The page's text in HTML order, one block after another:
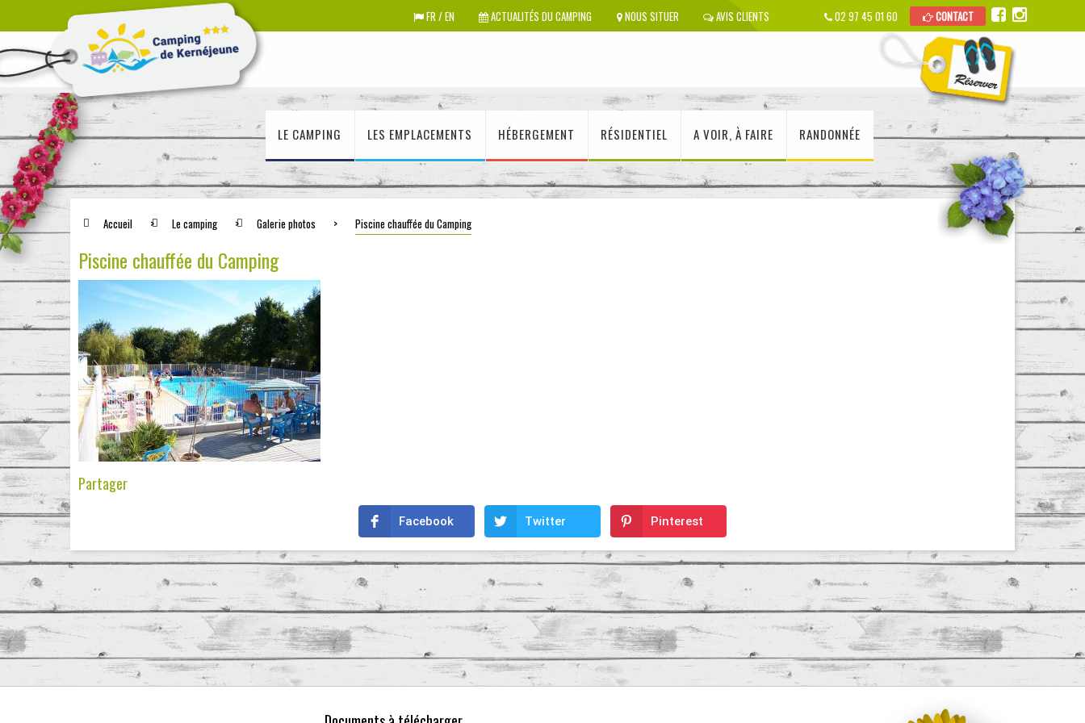
02 97 45 01 60 CONTACT
FR / EN ACTUALITÉS DU CAMPING NOUS SITUER AVIS CLIENTS
LE CAMPING LES EMPLACEMENTS HÉBERGEMENT RÉSIDENTIEL A VOIR, À FAIRE RANDONNÉE
Accueil > Le camping > Galerie photos > Piscine chauffée du Camping
Piscine chauffée du Camping
Partager
Facebook Twitter Pinterest